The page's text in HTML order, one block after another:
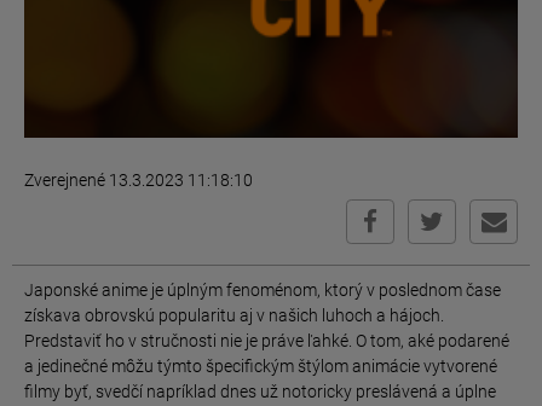
Zverejnené 13.3.2023 11:18:10
Japonské anime je úplným fenoménom, ktorý v poslednom čase
získava obrovskú popularitu aj v našich luhoch a hájoch.
Predstaviť ho v stručnosti nie je práve ľahké. O tom, aké podarené
a jedinečné môžu týmto špecifickým štýlom animácie vytvorené
filmy byť, svedčí napríklad dnes už notoricky preslávená a úplne